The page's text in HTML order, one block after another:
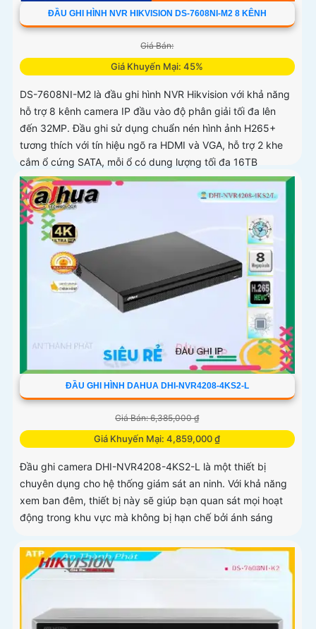
ĐẦU GHI HÌNH NVR HIKVISION DS-7608NI-M2 8 KÊNH
Giá Bán:
Giá Khuyến Mại: 45%
DS-7608NI-M2 là đầu ghi hình NVR Hikvision với khả năng
hỗ trợ 8 kênh camera IP đầu vào độ phân giải tối đa lên
đến 32MP. Đầu ghi sử dụng chuẩn nén hình ảnh H265+
tương thích với tín hiệu ngõ ra HDMI và VGA, hỗ trợ 2 khe
cắm ổ cứng SATA, mỗi ổ có dung lượng tối đa 16TB
ĐẦU GHI HÌNH DAHUA DHI-NVR4208-4KS2-L
Giá Bán: 6,385,000 ₫
Giá Khuyến Mại: 4,859,000 ₫
Đầu ghi camera DHI-NVR4208-4KS2-L là một thiết bị
chuyên dụng cho hệ thống giám sát an ninh. Với khả năng
xem ban đêm, thiết bị này sẽ giúp bạn quan sát mọi hoạt
động trong khu vực mà không bị hạn chế bởi ánh sáng